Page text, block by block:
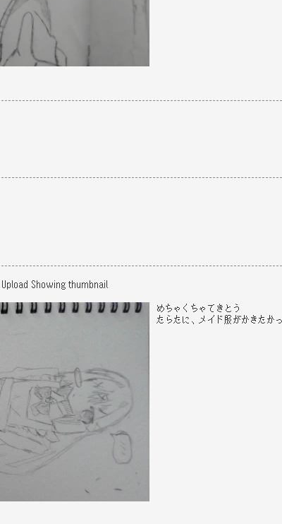
Upload Showing thumbnail
めちゃくちゃてきとう
たらたに、メイド服がかきたか